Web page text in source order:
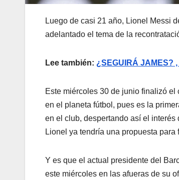
Luego de casi 21 año, Lionel Messi
adelantado el tema de la
Lee también: ¿SEGUIRÁ JAMES?
Este miércoles 30 de junio finalizó
en el planeta fútbol, pues es la
en el club, despertando así el
Lionel ya tendría una propuesta
Y es que el actual presidente del
este miércoles en las afueras de su